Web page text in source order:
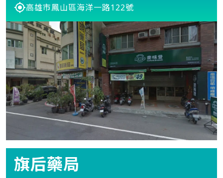
高雄市鳳山區海洋一路122號
旗后藥局